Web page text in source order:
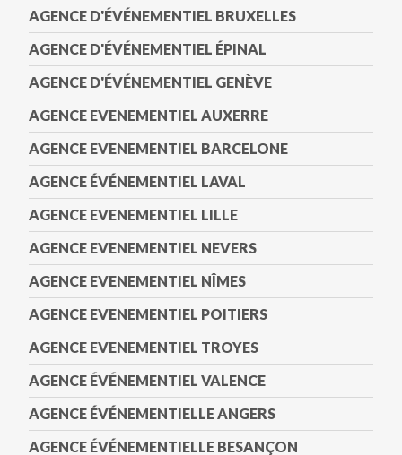
AGENCE D'ÉVÉNEMENTIEL BRUXELLES
AGENCE D'ÉVÉNEMENTIEL ÉPINAL
AGENCE D'ÉVÉNEMENTIEL GENÈVE
AGENCE EVENEMENTIEL AUXERRE
AGENCE EVENEMENTIEL BARCELONE
AGENCE ÉVÉNEMENTIEL LAVAL
AGENCE EVENEMENTIEL LILLE
AGENCE EVENEMENTIEL NEVERS
AGENCE EVENEMENTIEL NÎMES
AGENCE EVENEMENTIEL POITIERS
AGENCE EVENEMENTIEL TROYES
AGENCE ÉVÉNEMENTIEL VALENCE
AGENCE ÉVÉNEMENTIELLE ANGERS
AGENCE ÉVÉNEMENTIELLE BESANÇON